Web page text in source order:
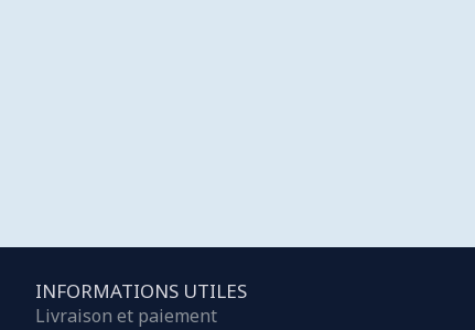
INFORMATIONS UTILES
Livraison et paiement